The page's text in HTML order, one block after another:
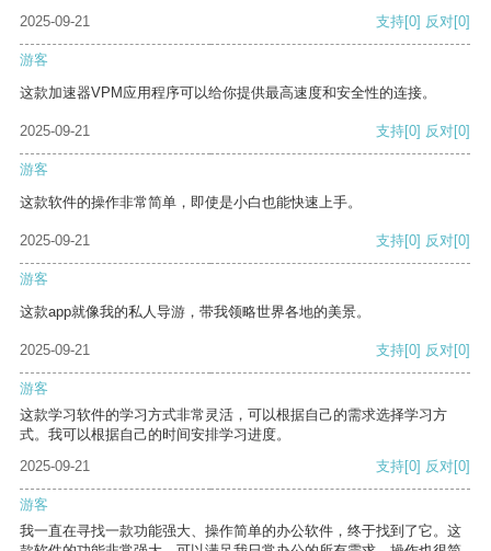
2025-09-21
支持[0] 反对[0]
游客
这款加速器VPM应用程序可以给你提供最高速度和安全性的连接。
2025-09-21 支持[0] 反对[0]
游客
这款软件的操作非常简单，即使是小白也能快速上手。
2025-09-21 支持[0] 反对[0]
游客
这款app就像我的私人导游，带我领略世界各地的美景。
2025-09-21 支持[0] 反对[0]
游客
这款学习软件的学习方式非常灵活，可以根据自己的需求选择学习方
式。我可以根据自己的时间安排学习进度。
2025-09-21
支持[0] 反对[0]
游客
我一直在寻找一款功能强大、操作简单的办公软件，终于找到了它。这